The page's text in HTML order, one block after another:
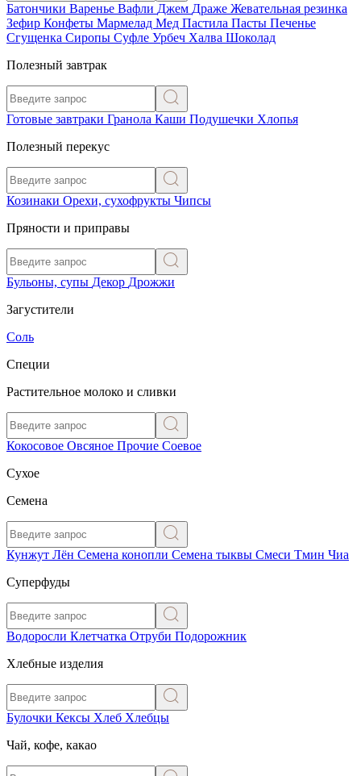
Батончики Варенье Вафли Джем Драже Жевательная резинка
Зефир Конфеты Мармелад Мед Пастила Пасты Печенье
Сгущенка Сиропы Суфле Урбеч Халва Шоколад
Полезный завтрак
Готовые завтраки Гранола Каши Подушечки Хлопья
Полезный перекус
Козинаки Орехи, сухофрукты Чипсы
Пряности и приправы
Бульоны, супы Декор Дрожжи
Загустители
Соль
Специи
Растительное молоко и сливки
Кокосовое Овсяное Прочие Соевое
Сухое
Семена
Кунжут Лён Семена конопли Семена тыквы Смеси Тмин Чиа
Суперфуды
Водоросли Клетчатка Отруби Подорожник
Хлебные изделия
Булочки Кексы Хлеб Хлебцы
Чай, кофе, какао